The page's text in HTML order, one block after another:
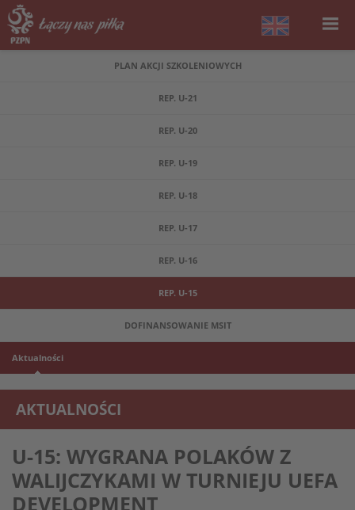
PLAN AKCJI SZKOLENIOWYCH
REP. U-21
REP. U-20
REP. U-19
REP. U-18
REP. U-17
REP. U-16
REP. U-15
DOFINANSOWANIE MSIT
Aktualności
AKTUALNOŚCI
REPREZENTACJA MŁODZIEŻOWA U-15
U-15: WYGRANA POLAKÓW Z
WALIJCZYKAMI W TURNIEJU UEFA
DEVELOPMENT